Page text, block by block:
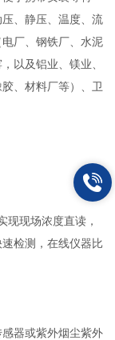
、静压、温度、流
厂、钢铁厂、水泥
以及铝业、镁业、
、材料厂等）、卫
现现场浓度直读，
检测，在线仪器比
器或紫外烟尘紫外